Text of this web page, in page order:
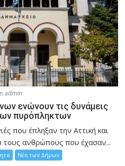
admin
ενώνουν τις δυνάμεις
πυρόπληκτων
που έπληξαν την Αττική και
τους ανθρώπους που έχασαν...
Νέα των Δήμων